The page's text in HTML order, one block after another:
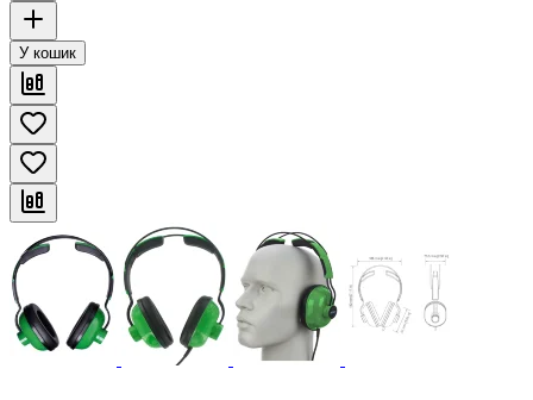
У кошик